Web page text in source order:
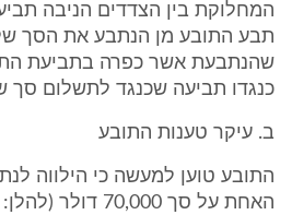
המחלוקת בין הצדדים הניבה
שהנתבעת אשר כפרה בתביעת
כנגדו תביעה שכנגד לתשלום סך של
ב. עיקר טענות התובע
התובע טוען למעשה כי הילווה
האחת על סך